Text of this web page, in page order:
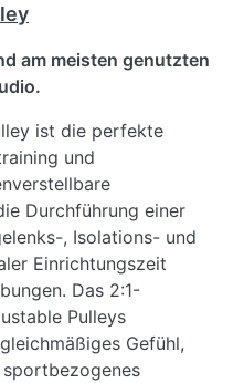
am meisten genutzten
ist die perfekte
und
Durchführung einer
, Isolations- und
Einrichtungszeit
Das 2:1-
Pulleys
Gefühl,